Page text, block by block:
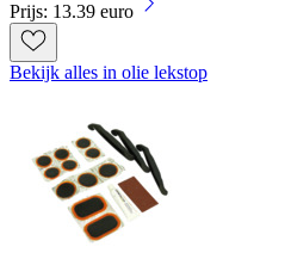
Prijs: 13.39 euro
Bekijk alles in olie lekstop